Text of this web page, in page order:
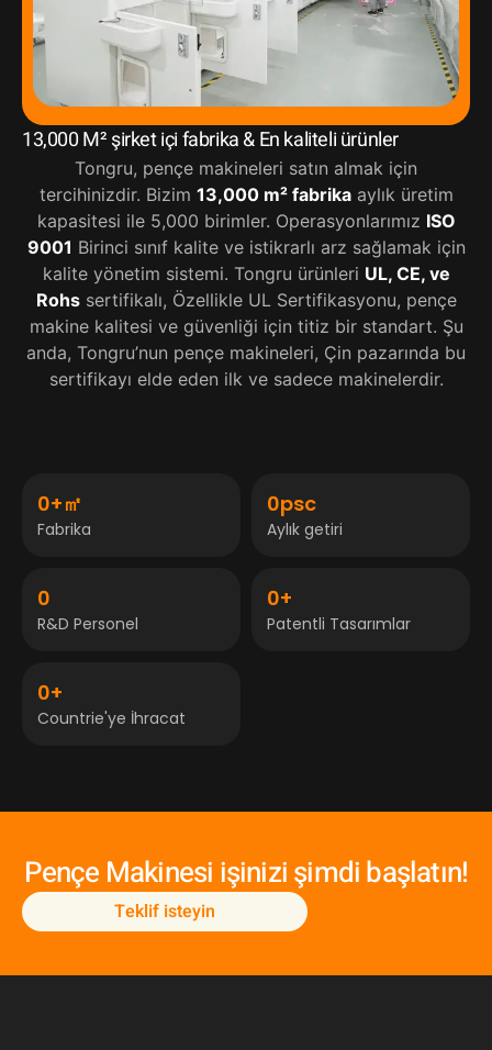
13,000 M² şirket içi fabrika & En kaliteli ürünler
Tongru, pençe makineleri satın almak için
tercihinizdir. Bizim 13,000 m² fabrikaaylık üretim
kapasitesi ile 5,000 birimler. Operasyonlarımız ISO
9001 Birinci sınıf kalite ve istikrarlı arz sağlamak için
kalite yönetim sistemi. Tongru ürünleri UL, CE, ve
Rohssertifikalı, Özellikle UL Sertifikasyonu, pençe
makine kalitesi ve güvenliği için titiz bir standart. Şu
anda, Tongru’nun pençe makineleri, Çin pazarında bu
sertifikayı elde eden ilk ve sadece makinelerdir.
Fabrika
0+㎡
Aylık getiri
0psc
R&D Personel
0
Patentli Tasarımlar
0+
Countrie'ye İhracat
0+
Pençe Makinesi işinizi şimdi başlatın!
Teklif isteyin